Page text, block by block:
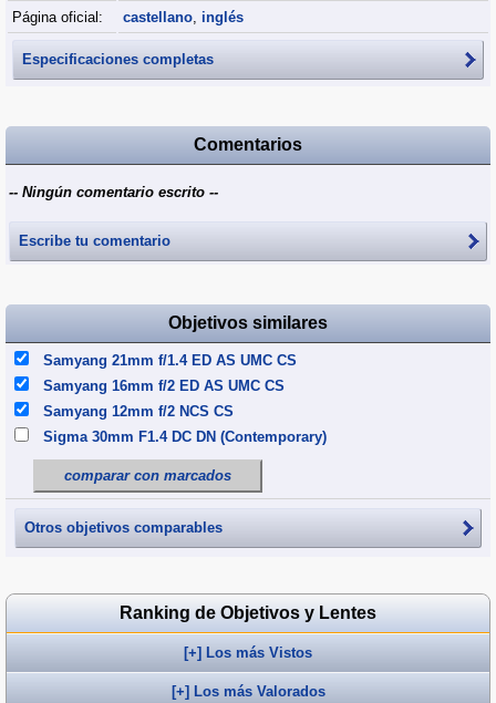
Página oficial:
castellano, inglés
Especificaciones completas
Comentarios
-- Ningún comentario escrito --
Escribe tu comentario
Objetivos similares
Samyang 21mm f/1.4 ED AS UMC CS
Samyang 16mm f/2 ED AS UMC CS
Samyang 12mm f/2 NCS CS
Sigma 30mm F1.4 DC DN (Contemporary)
comparar con marcados
Otros objetivos comparables
Ranking de Objetivos y Lentes
[+] Los más Vistos
[+] Los más Valorados